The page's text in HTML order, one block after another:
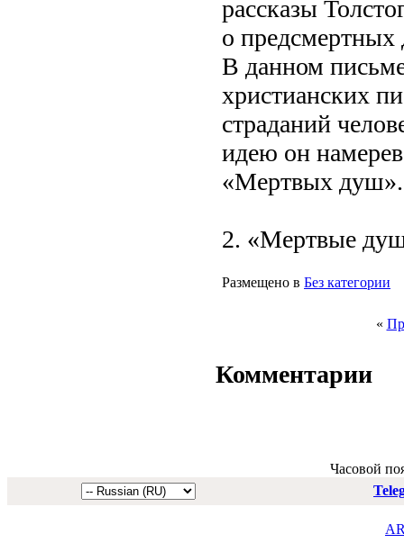
рассказы
о предсмертных
В данном
христианских
страданий
идею он
«Мертвых душ».
2. «Мертвые
Размещено в Без категории
«
Комментарии
Часовой